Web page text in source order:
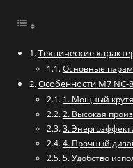
Технические
Основные
Особенности M7 NC-
1. Мощный
2. Высокая
3.
4. Прочный
5. Удобство